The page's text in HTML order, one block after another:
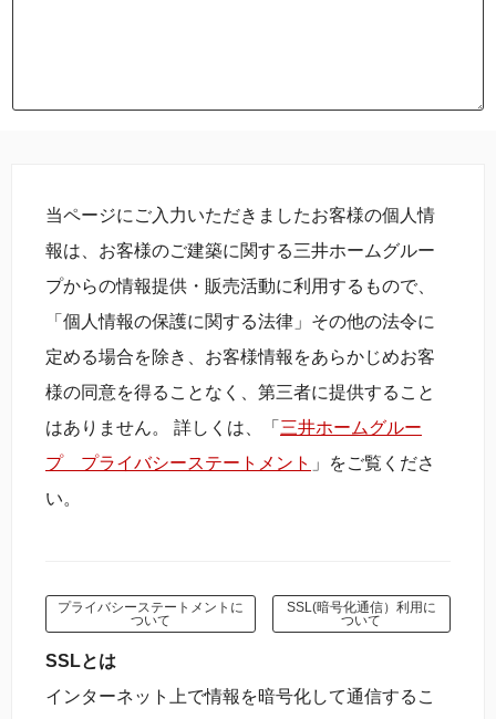
当ページにご入力いただきましたお客様の個人情
報は、お客様のご建築に関する三井ホームグルー
プからの情報提供・販売活動に利用するもので、
「個人情報の保護に関する法律」その他の法令に
定める場合を除き、お客様情報をあらかじめお客
様の同意を得ることなく、第三者に提供すること
はありません。 詳しくは、「 三井ホームグルー
プ プライバシーステートメント 」をご覧くださ
い。
プライバシーステートメントに
ついて
SSL(暗号化通信）利用に
ついて
SSLとは
インターネット上で情報を暗号化して通信するこ